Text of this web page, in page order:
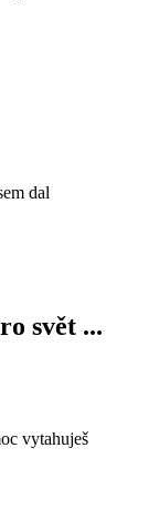
dal
svět ...
vytahuješ